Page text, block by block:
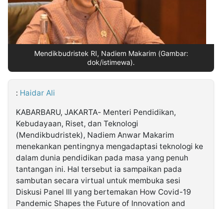
Insight
NTB
Suara
Time
Lens
IDN
Daily
Jogja
Jalan
Rakyat
Idealita
News
Kita
Notice
Dinamikapost.com
Radar
Baru
Seedbacklink
Follow
Kabarbaru.co
2026
Mendikbudristek RI, Nadiem Makarim (Gambar:
dok/istimewa).
: Haidar Ali
KABARBARU, JAKARTA- Menteri Pendidikan,
Kebudayaan, Riset, dan Teknologi
(Mendikbudristek), Nadiem Anwar Makarim
menekankan pentingnya mengadaptasi teknologi ke
dalam dunia pendidikan pada masa yang penuh
tantangan ini. Hal tersebut ia sampaikan pada
sambutan secara virtual untuk membuka sesi
Diskusi Panel III yang bertemakan How Covid-19
Pandemic Shapes the Future of Innovation and